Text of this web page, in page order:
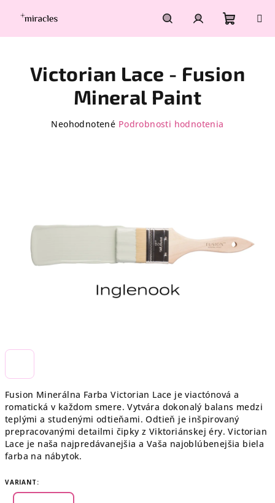
HľadaťPrihlásenie
košík
Fusion Minerálna Farba Victorian Lace je viactónová a
romatická v každom smere. Vytvára dokonalý balans medzi
teplými a studenými odtieňami. Odtieň je inšpirovaný
prepracovanými detailmi čipky z Viktoriánskej éry. Victorian
Lace je naša najpredávanejšia a Vaša najoblúbenejšia biela
farba na nábytok.
VARIANT:
Victorian Lace - Fusion
Mineral Paint
Priemerné
Neohodnotené Podrobnosti hodnotenia